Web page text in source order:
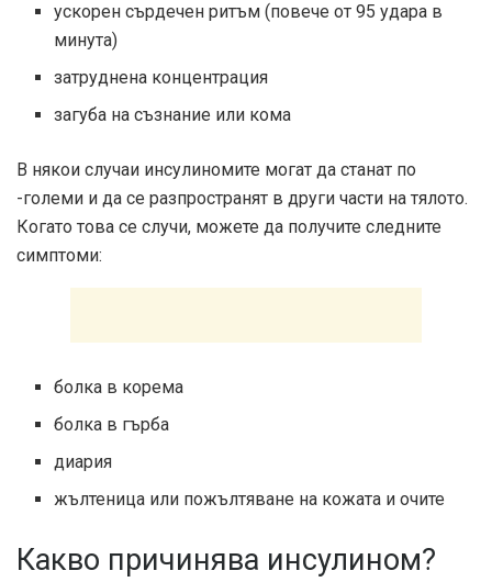
ускорен сърдечен ритъм (повече от 95 удара в
минута)
затруднена концентрация
загуба на съзнание или кома
В някои случаи инсулиномите могат да станат по
-големи и да се разпространят в други части на тялото.
Когато това се случи, можете да получите следните
симптоми:
болка в корема
болка в гърба
диария
жълтеница или пожълтяване на кожата и очите
Какво причинява инсулином?